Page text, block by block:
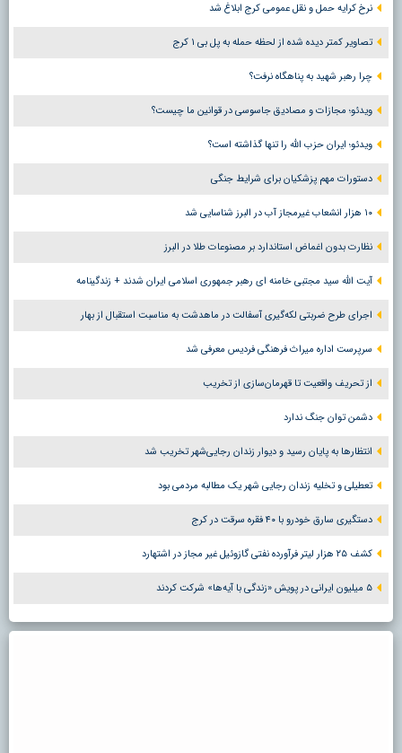
نرخ کرایه حمل و نقل عمومی کرج ابلاغ شد
تصاویر کمتر دیده شده از لحظه حمله به پل بی ۱ کرج
چرا رهبر شهید به پناهگاه نرفت؟
ویدئو؛ مجازات و مصادیق جاسوسی در قوانین ما چیست؟
ویدئو؛ ایران حزب الله را تنها گذاشته است؟
دستورات مهم پزشکیان برای شرایط جنگی
۱۰ هزار انشعاب غیرمجاز آب در البرز شناسایی شد
نظارت بدون اغماض استاندارد بر مصنوعات طلا در البرز
آیت الله سید مجتبی خامنه ای رهبر جمهوری اسلامی ایران شدند + زندگینامه
اجرای طرح ضربتی لکه‌گیری آسفالت در ماهدشت به مناسبت استقبال از بهار
سرپرست اداره میراث فرهنگی فردیس معرفی شد
از تحریف واقعیت تا قهرمان‌سازی از تخریب
دشمن توان جنگ ندارد
انتظارها به پایان رسید و دیوار زندان رجایی‌شهر تخریب شد
تعطیلی و تخلیه زندان رجایی شهر یک مطالبه مردمی بود
دستگیری سارق خودرو با ۴۰ فقره سرقت در کرج
کشف ۲۵ هزار لیتر فرآورده نفتی گازوئیل غیر مجاز در اشتهارد
۵ میلیون ایرانی در پویش «زندگی با آیه‌ها» شرکت کردند